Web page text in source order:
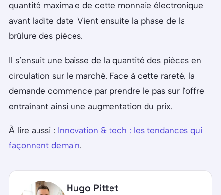
quantité maximale de cette monnaie électronique
avant ladite date. Vient ensuite la phase de la
brûlure des pièces.
Il s’ensuit une baisse de la quantité des pièces en
circulation sur le marché. Face à cette rareté, la
demande commence par prendre le pas sur l'offre
entraînant ainsi une augmentation du prix.
À lire aussi : Innovation & tech : les tendances qui
façonnent demain.
Hugo Pittet